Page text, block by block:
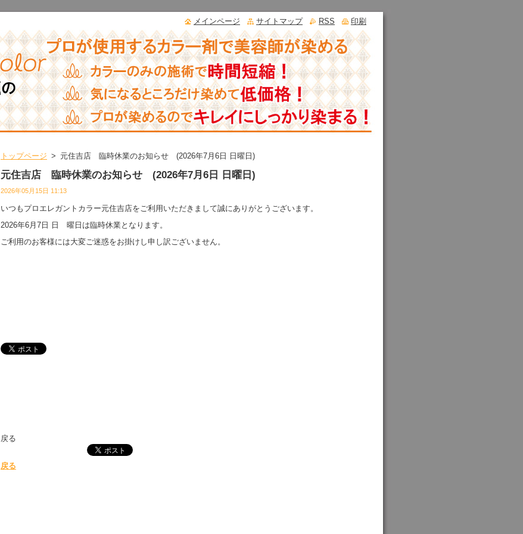
トップページ > 元住吉店 臨時休業のお知らせ (2026年7月6日 日曜日)
元住吉店 臨時休業のお知らせ (2026年7月6日 日曜日)
2026年05月15日 11:13
いつもプロエレガントカラー元住吉店をご利用いただきまして誠にありがとうございます。
2026年6月7日 日 曜日は臨時休業となります。
ご利用のお客様には大変ご迷惑をお掛けし申し訳ございません。
戻る
戻る
メインページ サイトマップ RSS 印刷